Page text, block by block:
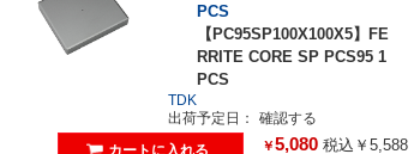
PCS
【PC95SP100X100X5】FE
RRITE CORE SP PCS95 1
PCS
TDK
出荷予定日：
確認する
￥5,080 税込￥5,588